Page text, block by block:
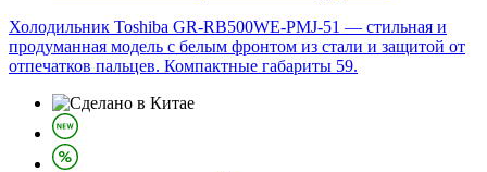
Холодильник Toshiba GR-RB500WE-PMJ-51 — стильная и
продуманная модель с белым фронтом из стали и защитой от
отпечатков пальцев. Компактные габариты 59.